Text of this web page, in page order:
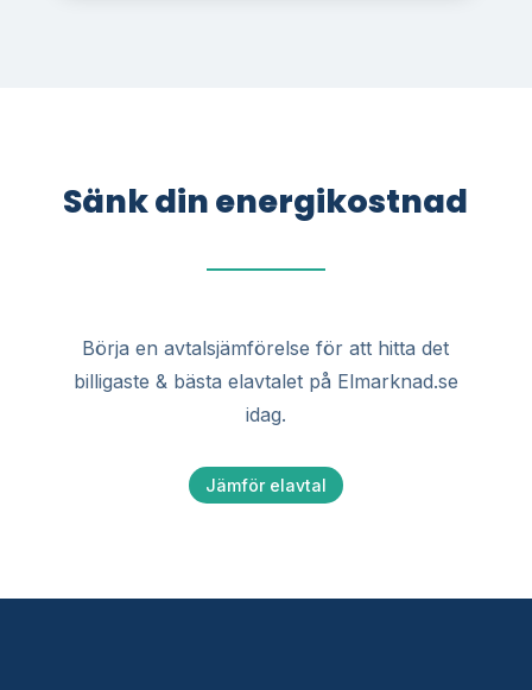
Sänk din energikostnad
Börja en avtalsjämförelse för att hitta det
billigaste & bästa elavtalet på Elmarknad.se
idag.
Jämför elavtal